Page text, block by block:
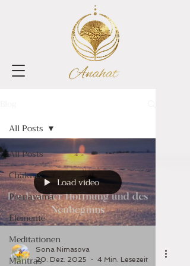
All Posts
Chakras
Pranayama
Elemente
Meditationen
Mantras
All Posts
Load video
Sona Nimasova
20. Dez. 2025
4 Min. Lesezeit